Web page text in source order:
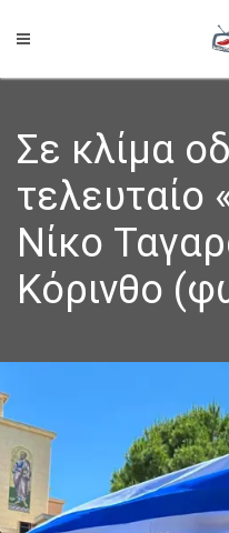
Σε κλίμα
τελευταίο
Νίκο
Κόρινθο